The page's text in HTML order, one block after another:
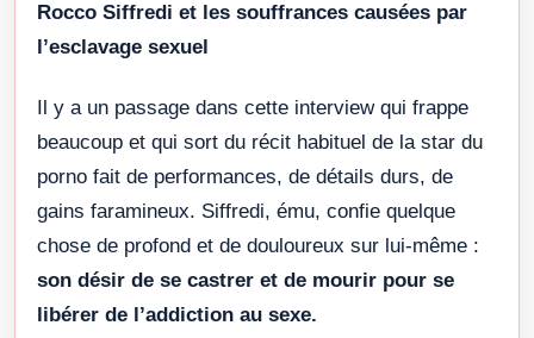
Rocco Siffredi et les souffrances causées par
l’esclavage sexuel
Il y a un passage dans cette interview qui frappe
beaucoup et qui sort du récit habituel de la star du
porno fait de performances, de détails durs, de
gains faramineux. Siffredi, ému, confie quelque
chose de profond et de douloureux sur lui-même :
son désir de se castrer et de mourir pour se
libérer de l’addiction au sexe.